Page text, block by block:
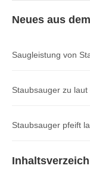
Neues aus
Saugleistung von
Staubsauger zu
Staubsauger pfeift